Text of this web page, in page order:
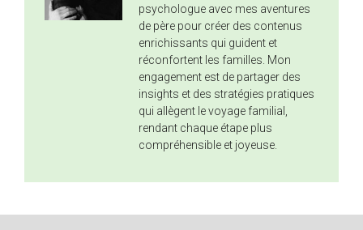
psychologue avec mes aventures
de père pour créer des contenus
enrichissants qui guident et
réconfortent les familles. Mon
engagement est de partager des
insights et des stratégies pratiques
qui allègent le voyage familial,
rendant chaque étape plus
compréhensible et joyeuse.